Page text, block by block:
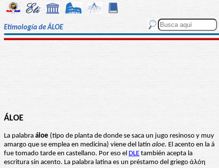
Etimología de ÁLOE
ÁLOE
La palabra áloe (tipo de planta de donde se saca un jugo resinoso y muy
amargo que se emplea en medicina) viene del latín aloe. El acento en la á
fue tomado tarde en castellano. Por eso el DLE también acepta la
escritura sin acento. La palabra latina es un préstamo del griego ἀλόη